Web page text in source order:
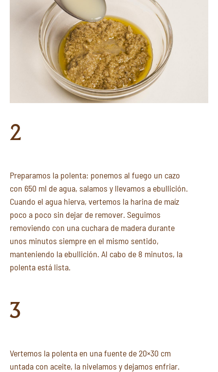
2
Preparamos la polenta: ponemos al fuego un cazo
con 650 ml de agua, salamos y llevamos a ebullición.
Cuando el agua hierva, vertemos la harina de maíz
poco a poco sin dejar de remover. Seguimos
removiendo con una cuchara de madera durante
unos minutos siempre en el mismo sentido,
manteniendo la ebullición. Al cabo de 8 minutos, la
polenta está lista.
3
Vertemos la polenta en una fuente de 20×30 cm
untada con aceite, la nivelamos y dejamos enfriar.